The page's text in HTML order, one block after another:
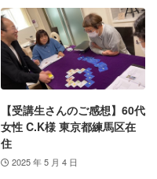
【受講生さんのご感想】60代
女性 C.K様 東京都練馬区在
住
2025 年 5 月 4 日